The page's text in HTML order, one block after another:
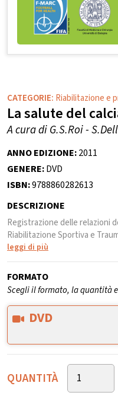
CATEGORIE: Riabilitazione e
La salute del
A cura di G.S.Roi -
ANNO EDIZIONE:2011
GENERE:DVD
ISBN:9788860282613
DESCRIZIONE
Registrazione delle relazioni
Riabilitazione Sportiva e
leggi di più
FORMATO
Scegli il formato, la quantità
DVD
QUANTITÀ